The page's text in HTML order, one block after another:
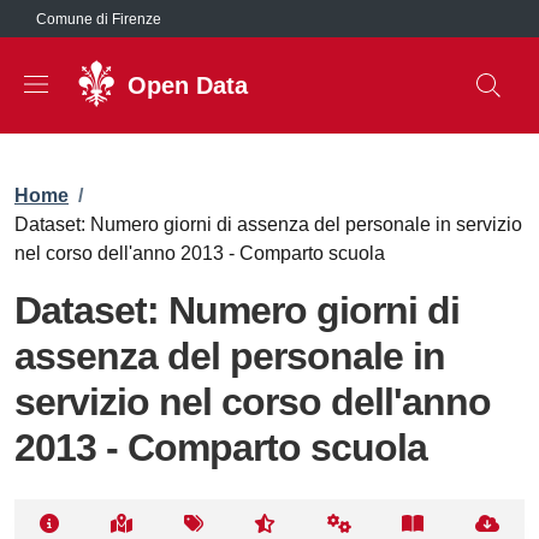
Salta al contenuto principale
Comune di Firenze
Open Data
Briciole di pane
Home /
Dataset: Numero giorni di assenza del personale in servizio
nel corso dell'anno 2013 - Comparto scuola
Dataset: Numero giorni di
assenza del personale in
servizio nel corso dell'anno
2013 - Comparto scuola